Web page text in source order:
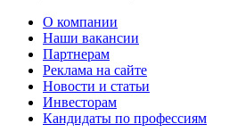
О компании
Наши вакансии
Партнерам
Реклама на сайте
Новости и статьи
Инвесторам
Кандидаты по профессиям